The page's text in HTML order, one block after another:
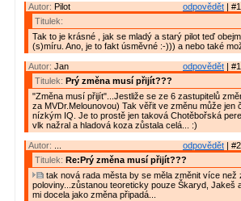
odpovědět |
Autor: Pilot
Titulek:
Tak to je krásné , jak se mladý a starý pilot teď
(s)míru. Ano, je to fakt úsměvné :-))) a nebo také
odpovědět |
Autor: Jan
Titulek: Prý změna musí přijít???
"Změna musí přijít"...Jestliže se ze 6 zastupitelů
za MVDr.Melounovou) Tak věřit ve změnu může jen
nízkým IQ. Je to prostě jen taková Chotěbořská
vlk nažral a hladová koza zůstala celá... :)
odpovědět |
Autor:
Titulek: Re:Prý změna musí přijít???
tak nová rada města by se měla změnit více než
poloviny...zůstanou teoreticky pouze Škaryd, Jakeš
mi docela jako změna připadá...